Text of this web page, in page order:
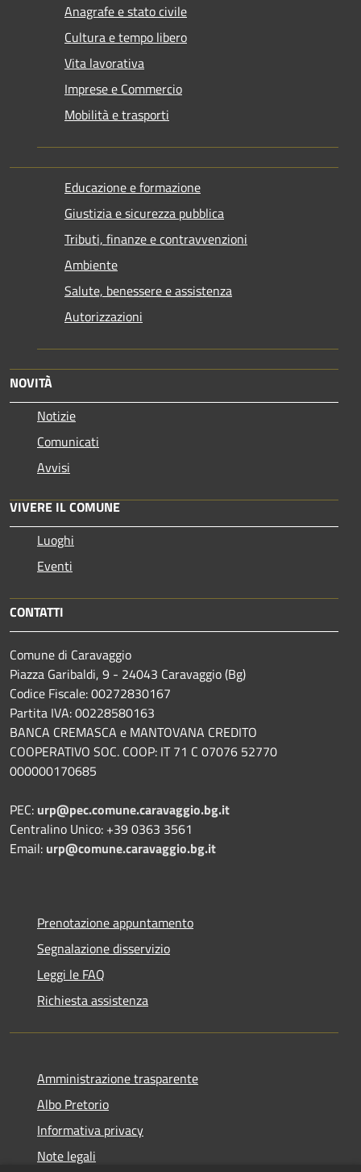
Anagrafe e stato civile
Cultura e tempo libero
Vita lavorativa
Imprese e Commercio
Mobilità e trasporti
Educazione e formazione
Giustizia e sicurezza pubblica
Tributi, finanze e contravvenzioni
Ambiente
Salute, benessere e assistenza
Autorizzazioni
NOVITÀ
Notizie
Comunicati
Avvisi
VIVERE IL COMUNE
Luoghi
Eventi
CONTATTI
Comune di Caravaggio
Piazza Garibaldi, 9 - 24043 Caravaggio (Bg)
Codice Fiscale: 00272830167
Partita IVA: 00228580163
BANCA CREMASCA e MANTOVANA CREDITO
COOPERATIVO SOC. COOP: IT 71 C 07076 52770
000000170685
PEC: urp@pec.comune.caravaggio.bg.it
Centralino Unico: +39 0363 3561
Email: urp@comune.caravaggio.bg.it
Prenotazione appuntamento
Segnalazione disservizio
Leggi le FAQ
Richiesta assistenza
Amministrazione trasparente
Albo Pretorio
Informativa privacy
Note legali